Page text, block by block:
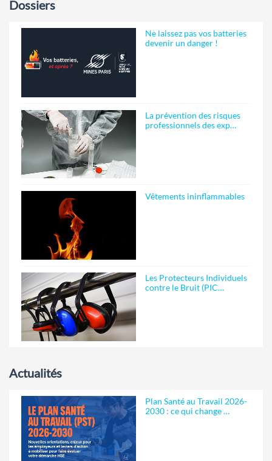
Dossiers
Ne laissez pas vos batteries
devenir un danger !
La prévention des risques
professionnels des exp…
Vêtements ininflammables
Les Protecteurs Individuels
contre le Bruit (PIC…
Actualités
Plan Santé au Travail 2026-
2030 : ce qui change …